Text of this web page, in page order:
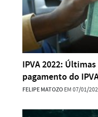
IPVA 2022:
pagamento do
FELIPE MATOZOEM 07/01/